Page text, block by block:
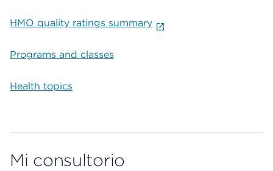
HMO quality ratings summary
Programs and classes
Health topics
Mi consultorio